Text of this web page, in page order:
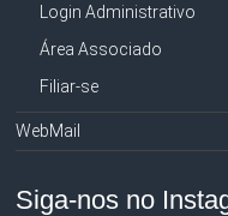
Login Administrativo
Área Associado
Filiar-se
WebMail
Siga-nos no